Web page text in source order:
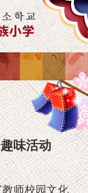
味活动
师校园文化